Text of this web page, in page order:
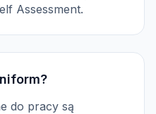
Assessment.
do pracy są